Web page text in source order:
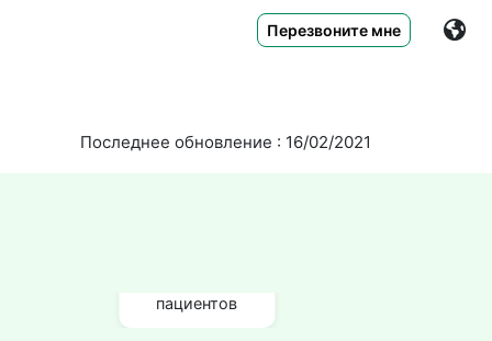
Перезвоните мне
Последнее обновление : 16/02/2021
пациентов